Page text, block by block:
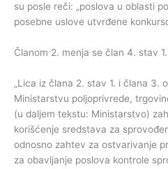
su posle reči: „poslova u oblasti
posebne uslove utvrđene
Članom 2. menja se član 4. stav
„Lica iz člana 2. stav 1. i člana 3.
Ministarstvu poljoprivrede,
(u daljem tekstu: Ministarstvo)
korišćenje sredstava za
odnosno zahtev za ostvarivanje
za obavljanje poslova kontrole